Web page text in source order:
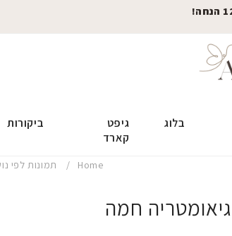
בלוג
גיפט
קארד
ביקורות
Home תמונות לפי
גיאומטריה חמה